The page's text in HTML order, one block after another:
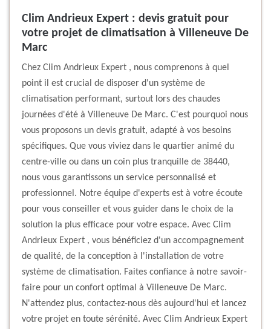
Clim Andrieux Expert : devis gratuit pour
votre projet de climatisation à Villeneuve De
Marc
Chez Clim Andrieux Expert , nous comprenons à quel
point il est crucial de disposer d'un système de
climatisation performant, surtout lors des chaudes
journées d'été à Villeneuve De Marc. C'est pourquoi nous
vous proposons un devis gratuit, adapté à vos besoins
spécifiques. Que vous viviez dans le quartier animé du
centre-ville ou dans un coin plus tranquille de 38440,
nous vous garantissons un service personnalisé et
professionnel. Notre équipe d'experts est à votre écoute
pour vous conseiller et vous guider dans le choix de la
solution la plus efficace pour votre espace. Avec Clim
Andrieux Expert , vous bénéficiez d'un accompagnement
de qualité, de la conception à l'installation de votre
système de climatisation. Faites confiance à notre savoir-
faire pour un confort optimal à Villeneuve De Marc.
N'attendez plus, contactez-nous dès aujourd'hui et lancez
votre projet en toute sérénité. Avec Clim Andrieux Expert